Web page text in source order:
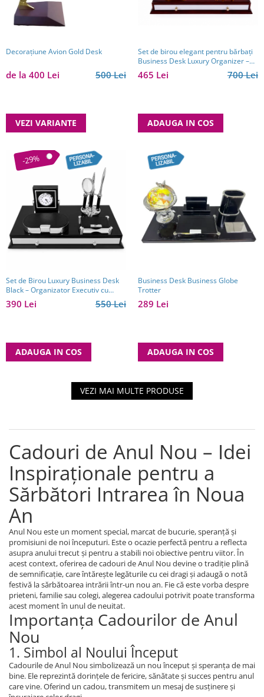
Decorațiune Avion Gold Desk
500 Lei
de la 400 Lei
VEZI VARIANTE
Set de birou elegant pentru bărbați
Business Desk Luxury Organizer –
cadou premium
700 Lei
465 Lei
ADAUGA IN COS
-29%
Set de Birou Luxury Business Desk
Black – Organizator Executiv cu
Ceas și Accesorii
550 Lei
390 Lei
ADAUGA IN COS
Business Desk Business Globe
Trotter
289 Lei
ADAUGA IN COS
VEZI MAI MULTE PRODUSE
Cadouri de Anul Nou – Idei
Inspiraționale pentru a
Sărbători Intrarea în Noua
An
Anul Nou este un moment special, marcat de bucurie, speranță și
promisiuni de noi începuturi. Este o ocazie perfectă pentru a reflecta
asupra anului trecut și pentru a stabili noi obiective pentru viitor. În
acest context, oferirea de cadouri de Anul Nou devine o tradiție plină
de semnificație, care întărește legăturile cu cei dragi și adaugă o notă
festivă la sărbătoarea intrării într-un nou an. Fie că este vorba despre
prieteni, familie sau colegi, alegerea cadoului potrivit poate transforma
acest moment în unul de neuitat.
Importanța Cadourilor de Anul
Nou
1. Simbol al Noului Început
Cadourile de Anul Nou simbolizează un nou început și speranța de mai
bine. Ele reprezintă dorințele de fericire, sănătate și succes pentru anul
care vine. Oferind un cadou, transmitem un mesaj de susținere și